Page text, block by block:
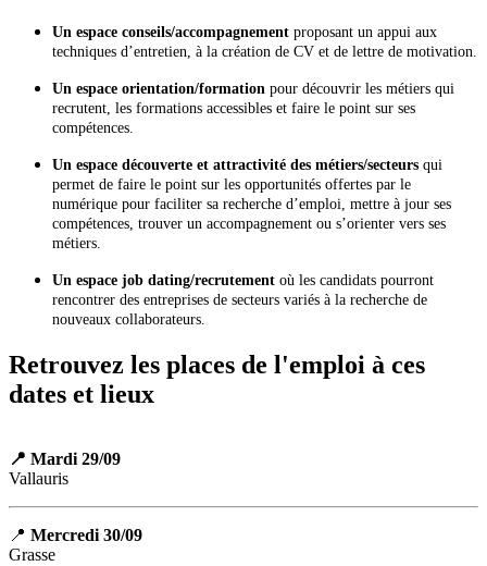
Un espace conseils/accompagnement proposant un appui aux
techniques d’entretien, à la création de CV et de lettre de motivation.
Un espace orientation/formation pour découvrir les métiers qui
recrutent, les formations accessibles et faire le point sur ses
compétences.
Un espace découverte et attractivité des métiers/secteurs qui
permet de faire le point sur les opportunités offertes par le
numérique pour faciliter sa recherche d’emploi, mettre à jour ses
compétences, trouver un accompagnement ou s’orienter vers ses
métiers.
Un espace job dating/recrutement où les candidats pourront
rencontrer des entreprises de secteurs variés à la recherche de
nouveaux collaborateurs.
Retrouvez les places de l'emploi à ces
dates et lieux
📍 Mardi 29/09
Vallauris
📍 Mercredi 30/09
Grasse